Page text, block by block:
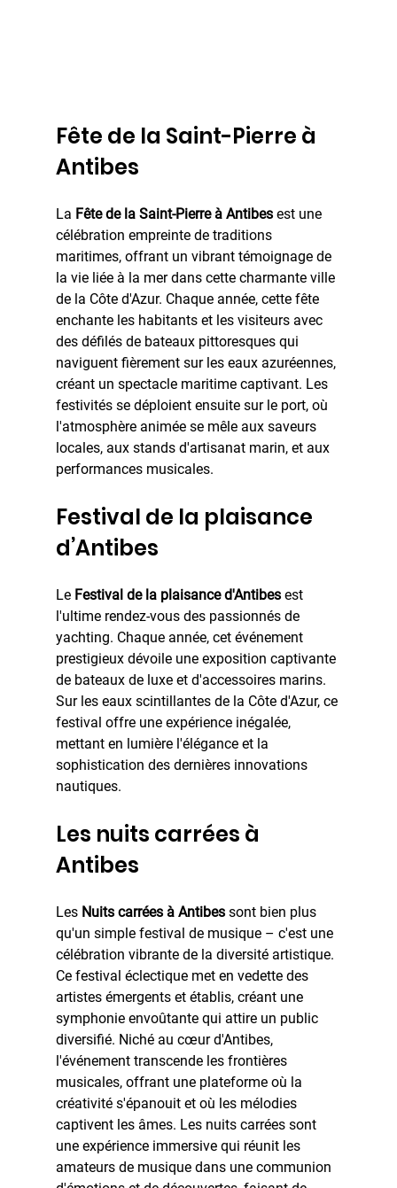
Fête de la Saint-Pierre à
Antibes
La Fête de la Saint-Pierre à Antibes est une
célébration empreinte de traditions
maritimes, offrant un vibrant témoignage de
la vie liée à la mer dans cette charmante ville
de la Côte d'Azur. Chaque année, cette fête
enchante les habitants et les visiteurs avec
des défilés de bateaux pittoresques qui
naviguent fièrement sur les eaux azuréennes,
créant un spectacle maritime captivant. Les
festivités se déploient ensuite sur le port, où
l'atmosphère animée se mêle aux saveurs
locales, aux stands d'artisanat marin, et aux
performances musicales.
Festival de la plaisance
d’Antibes
Le Festival de la plaisance d'Antibes est
l'ultime rendez-vous des passionnés de
yachting. Chaque année, cet événement
prestigieux dévoile une exposition captivante
de bateaux de luxe et d'accessoires marins.
Sur les eaux scintillantes de la Côte d'Azur, ce
festival offre une expérience inégalée,
mettant en lumière l'élégance et la
sophistication des dernières innovations
nautiques.
Les nuits carrées à
Antibes
Les Nuits carrées à Antibes sont bien plus
qu'un simple festival de musique – c'est une
célébration vibrante de la diversité artistique.
Ce festival éclectique met en vedette des
artistes émergents et établis, créant une
symphonie envoûtante qui attire un public
diversifié. Niché au cœur d'Antibes,
l'événement transcende les frontières
musicales, offrant une plateforme où la
créativité s'épanouit et où les mélodies
captivent les âmes. Les nuits carrées sont
une expérience immersive qui réunit les
amateurs de musique dans une communion